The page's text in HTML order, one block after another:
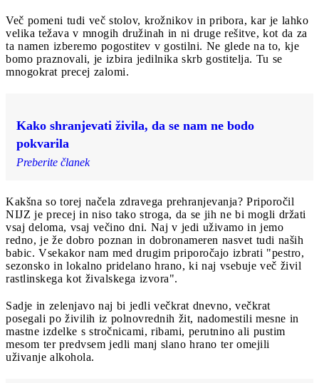
Več pomeni tudi več stolov, krožnikov in pribora, kar je lahko
velika težava v mnogih družinah in ni druge rešitve, kot da za
ta namen izberemo pogostitev v gostilni. Ne glede na to, kje
bomo praznovali, je izbira jedilnika skrb gostitelja. Tu se
mnogokrat precej zalomi.
Kako shranjevati živila, da se nam ne bodo
pokvarila
Preberite članek
Kakšna so torej načela zdravega prehranjevanja? Priporočil
NIJZ je precej in niso tako stroga, da se jih ne bi mogli držati
vsaj deloma, vsaj večino dni. Naj v jedi uživamo in jemo
redno, je že dobro poznan in dobronameren nasvet tudi naših
babic. Vsekakor nam med drugim priporočajo izbrati "pestro,
sezonsko in lokalno pridelano hrano, ki naj vsebuje več živil
rastlinskega kot živalskega izvora".
Sadje in zelenjavo naj bi jedli večkrat dnevno, večkrat
posegali po živilih iz polnovrednih žit, nadomestili mesne in
mastne izdelke s stročnicami, ribami, perutnino ali pustim
mesom ter predvsem jedli manj slano hrano ter omejili
uživanje alkohola.